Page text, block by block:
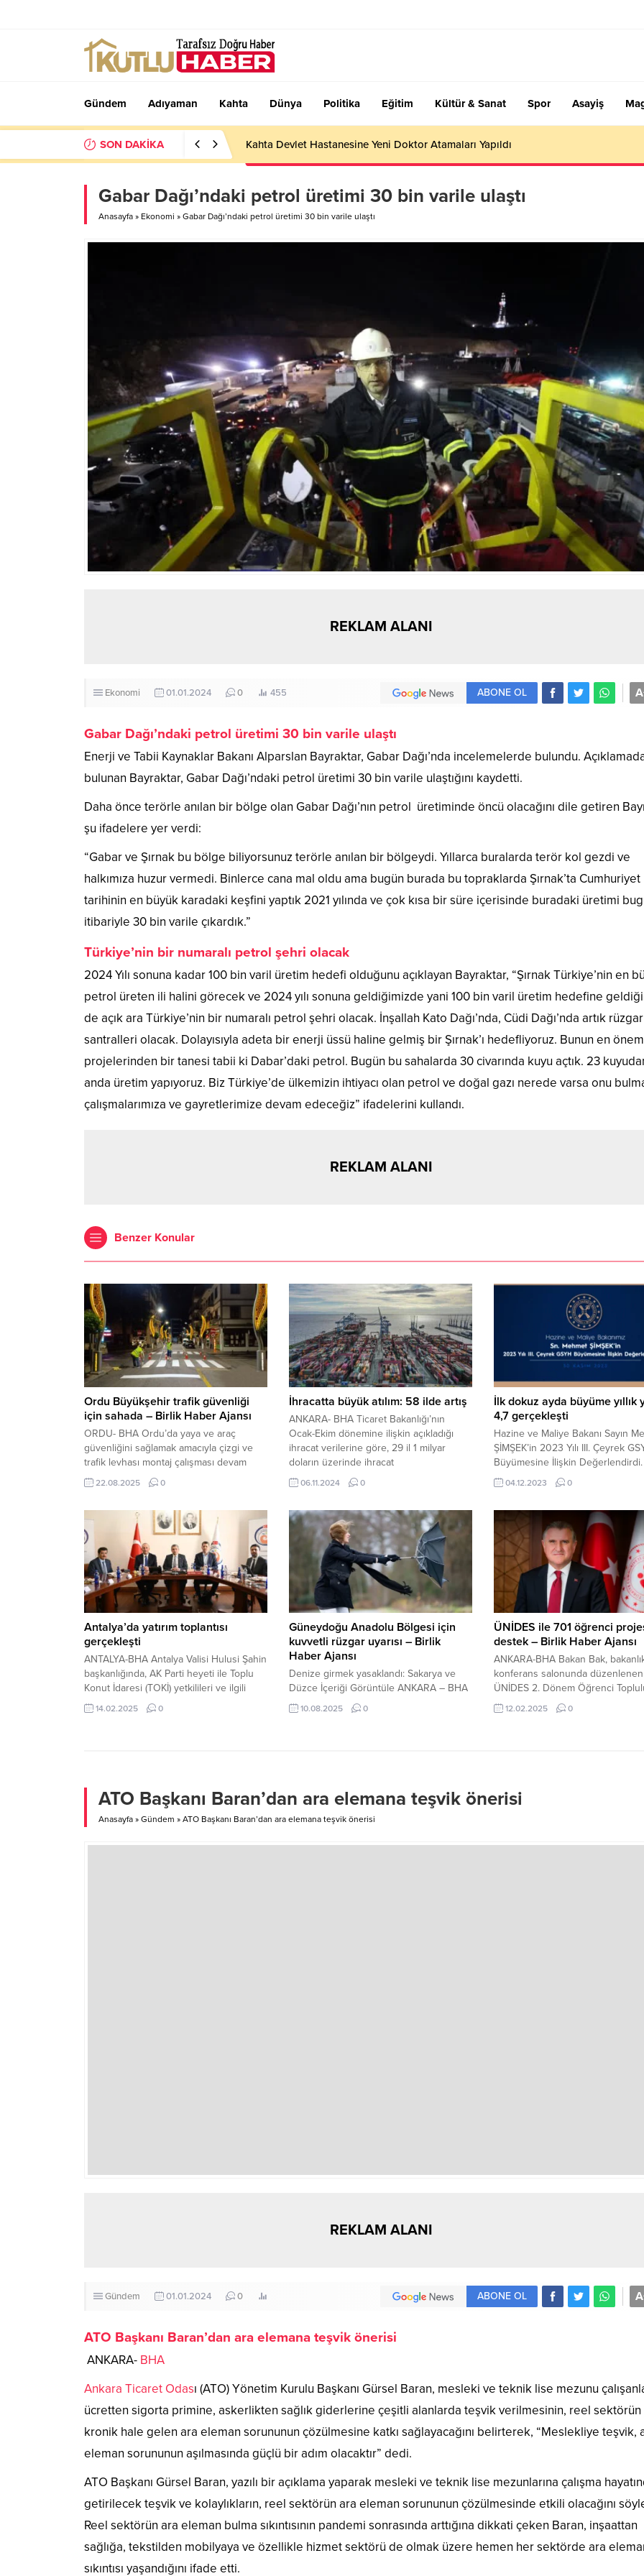
Gündem Adıyaman Kahta Dünya Politika Eğitim Kültür & Sanat Spor Asayiş
SON DAKİKA Kahta Devlet Hastanesine Yeni Doktor Atamaları Yapıldı
Gabar Dağı’ndaki petrol üretimi 30 bin varile ulaştı
Anasayfa » Ekonomi » Gabar Dağı’ndaki petrol üretimi 30 bin varile ulaştı
REKLAM ALANI
Ekonomi 01.01.2024 0 455 A
ABONE OL
Gabar Dağı’ndaki petrol üretimi 30 bin varile ulaştı
Enerji ve Tabii Kaynaklar Bakanı Alparslan Bayraktar, Gabar Dağı’nda incelemelerde bulundu.
bulunan Bayraktar, Gabar Dağı’ndaki petrol üretimi 30 bin varile ulaştığını kaydetti.
Daha önce terörle anılan bir bölge olan Gabar Dağı’nın petrol üretiminde öncü olacağını dile getiren
şu ifadelere yer verdi:
“Gabar ve Şırnak bu bölge biliyorsunuz terörle anılan bir bölgeydi. Yıllarca buralarda terör kol gezdi ve
halkımıza huzur vermedi. Binlerce cana mal oldu ama bugün burada bu topraklarda Şırnak’ta Cumhuriyet
tarihinin en büyük karadaki keşfini yaptık 2021 yılında ve çok kısa bir süre içerisinde buradaki üretimi
itibariyle 30 bin varile çıkardık.”
Türkiye’nin bir numaralı petrol şehri olacak
2024 Yılı sonuna kadar 100 bin varil üretim hedefi olduğunu açıklayan Bayraktar, “Şırnak Türkiye’nin en
petrol üreten ili halini görecek ve 2024 yılı sonuna geldiğimizde yani 100 bin varil üretim hedefine
de açık ara Türkiye’nin bir numaralı petrol şehri olacak. İnşallah Kato Dağı’nda, Cüdi Dağı’nda artık rüzgar
santralleri olacak. Dolayısıyla adeta bir enerji üssü haline gelmiş bir Şırnak’ı hedefliyoruz. Bunun en
projelerinden bir tanesi tabii ki Dabar’daki petrol. Bugün bu sahalarda 30 civarında kuyu açtık. 23
anda üretim yapıyoruz. Biz Türkiye’de ülkemizin ihtiyacı olan petrol ve doğal gazı nerede varsa onu
çalışmalarımıza ve gayretlerimize devam edeceğiz” ifadelerini kullandı.
REKLAM ALANI
Benzer Konular
Ordu Büyükşehir trafik güvenliği
için sahada – Birlik Haber Ajansı
ORDU- BHA Ordu’da yaya ve araç
güvenliğini sağlamak amacıyla çizgi ve
trafik levhası montaj çalışması devam
ediyor. Ordu Büyükşehir Belediyesi
Ulaşım Dairesi Başkanlığı tarafından 19
kamu kurumları çevreleri başta olmak
üzere silinen yol çizgileri ve yaya
geçitleri ile deforme olan trafik işaretleri,
ilgili kurum ve kuruşlarla...
22.08.2025 0
İhracatta büyük atılım: 58 ilde artış
ANKARA- BHA Ticaret Bakanlığı’nın
Ocak-Ekim dönemine ilişkin açıkladığı
ihracat verilerine göre, 29 il 1 milyar
doların üzerinde ihracat
gerçekleştirirken, 58 ilin ihracat
hacminde artış yaşandı. En fazla ihracat
İstanbul, Kocaeli ve İzmir ihracatta ilk
sırada Verilere göre, ekim ayında en
yüksek ihracatı 5...
06.11.2024 0
İlk dokuz ayda büyüme yıllık
4,7 gerçekleşti
Hazine ve Maliye Bakanı Sayın
ŞİMŞEK’in 2023 Yılı III. Çeyrek
Büyümesine İlişkin
ANKARA Türkiye ekonomisi 2023
üçüncü çeyreğinde bir önceki yılın
mevsimsel düzeltilmiş GSYH
bir önceki çeyreğe göre yüzde
İlk dokuz ayda büyüme yıllık
gerçekleşti....
04.12.2023 0
Antalya’da yatırım toplantısı
gerçekleşti
ANTALYA-BHA Antalya Valisi Hulusi Şahin
başkanlığında, AK Parti heyeti ile Toplu
Konut İdaresi (TOKİ) yetkilileri ve ilgili
kurum müdürlerinin katılımıyla Antalya
Valiliği’nde önemli bir toplantı
değerlendirilerek planlamaların yapıldığı
toplantıda, Antalya’nın geleceğine yönelik
önemli...
14.02.2025 0
Güneydoğu Anadolu Bölgesi için
kuvvetli rüzgar uyarısı – Birlik
Haber Ajansı
Denize girmek yasaklandı: Sakarya ve
Düzce İçeriği Görüntüle ANKARA – BHA
Vatandaşlar, kuvvetli rüzgar nedeniyle
ulaşımda yaşanabilecek aksaklıklar, çatı
10.08.2025 0
ÜNİDES ile 701 öğrenci
destek – Birlik Haber Ajansı
ANKARA-BHA Bakan Bak,
konferans salonunda düzenlenen
ÜNİDES 2. Dönem Öğrenci
Temsilcileri Buluşması’nda yaptığı
konuşmada, üniversite öğrenci
sonucunda 182 ulusal, 519 yerel
12.02.2025 0
ATO Başkanı Baran’dan ara elemana teşvik önerisi
Anasayfa » Gündem » ATO Başkanı Baran’dan ara elemana teşvik önerisi
REKLAM ALANI
Gündem 01.01.2024 0 A
ABONE OL
ATO Başkanı Baran’dan ara elemana teşvik önerisi
ANKARA- BHA
Ankara Ticaret Odası (ATO) Yönetim Kurulu Başkanı Gürsel Baran, mesleki ve teknik lise mezunu
ücretten sigorta primine, askerlikten sağlık giderlerine çeşitli alanlarda teşvik verilmesinin, reel sektörün
kronik hale gelen ara eleman sorununun çözülmesine katkı sağlayacağını belirterek, “Meslekliye teşvik,
eleman sorununun aşılmasında güçlü bir adım olacaktır” dedi.
ATO Başkanı Gürsel Baran, yazılı bir açıklama yaparak mesleki ve teknik lise mezunlarına çalışma
getirilecek teşvik ve kolaylıkların, reel sektörün ara eleman sorununun çözülmesinde etkili olacağını
Reel sektörün ara eleman bulma sıkıntısının pandemi sonrasında arttığına dikkati çeken Baran, inşaattan
sağlığa, tekstilden mobilyaya ve özellikle hizmet sektörü de olmak üzere hemen her sektörde ara
sıkıntısı yaşandığını ifade etti.